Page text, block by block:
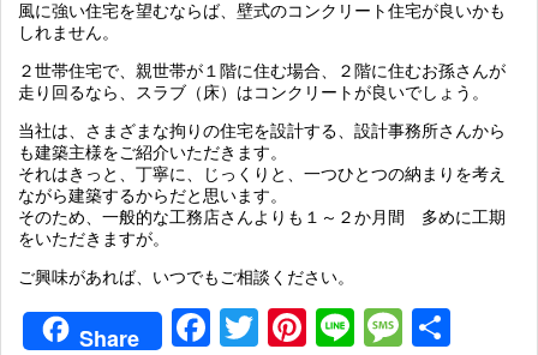
風に強い住宅を望むならば、壁式のコンクリート住宅が良いかも
しれません。
２世帯住宅で、親世帯が１階に住む場合、２階に住むお孫さんが
走り回るなら、スラブ（床）はコンクリートが良いでしょう。
当社は、さまざまな拘りの住宅を設計する、設計事務所さんから
も建築主様をご紹介いただきます。
それはきっと、丁寧に、じっくりと、一つひとつの納まりを考え
ながら建築するからだと思います。
そのため、一般的な工務店さんよりも１～２か月間 多めに工期
をいただきますが。
ご興味があれば、いつでもご相談ください。
Share Facebook
TwitterPinterest
Line